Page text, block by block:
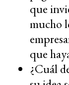
que
mucho
que
¿Cuál